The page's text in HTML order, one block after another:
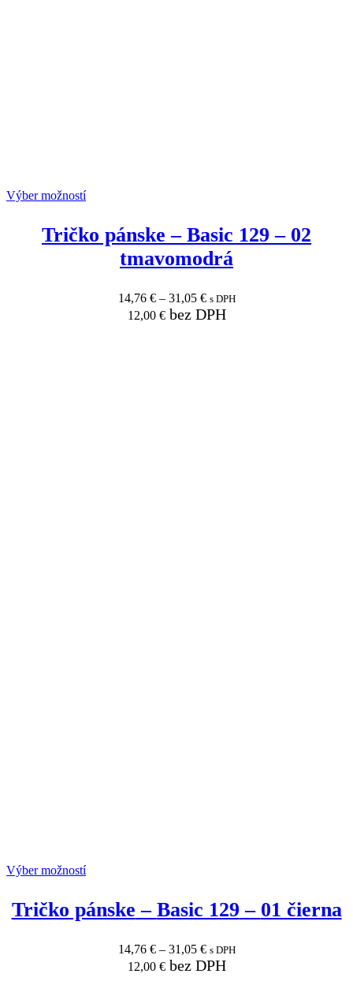
Výber možností
Tričko pánske – Basic 129 – 02
tmavomodrá
14,76 € – 31,05 € s DPH
12,00 €bez DPH
Výber možností
Tričko pánske – Basic 129 – 01 čierna
14,76 € – 31,05 € s DPH
12,00 €bez DPH